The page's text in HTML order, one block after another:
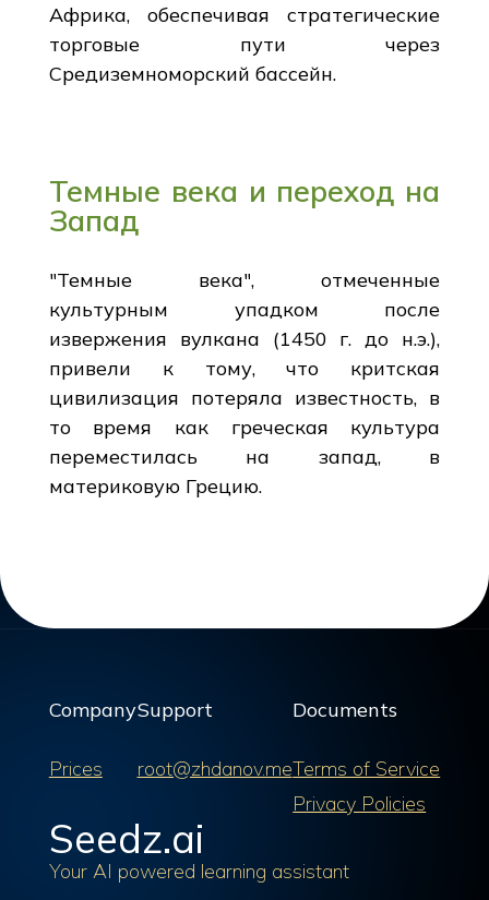
Африка, обеспечивая стратегические
торговые пути через
Средиземноморский бассейн.
Темные века и переход на
Запад
"Темные века", отмеченные
культурным упадком после
извержения вулкана (1450 г. до н.э.),
привели к тому, что критская
цивилизация потеряла известность, в
то время как греческая культура
переместилась на запад, в
материковую Грецию.
Company
Prices
Support
root@zhdanov.me
Documents
Terms of Service
Privacy Policies
Seedz.ai
Your AI powered learning assistant